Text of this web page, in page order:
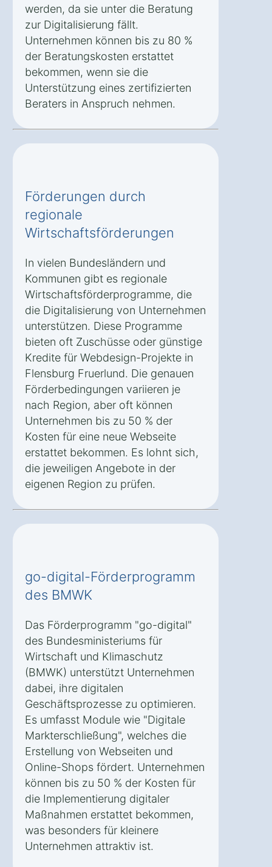
werden, da sie unter die Beratung
zur Digitalisierung fällt.
Unternehmen können bis zu 80 %
der Beratungskosten erstattet
bekommen, wenn sie die
Unterstützung eines zertifizierten
Beraters in Anspruch nehmen.
Förderungen durch
regionale
Wirtschaftsförderungen
In vielen Bundesländern und
Kommunen gibt es regionale
Wirtschaftsförderprogramme, die
die Digitalisierung von Unternehmen
unterstützen. Diese Programme
bieten oft Zuschüsse oder günstige
Kredite für Webdesign-Projekte in
Flensburg Fruerlund. Die genauen
Förderbedingungen variieren je
nach Region, aber oft können
Unternehmen bis zu 50 % der
Kosten für eine neue Webseite
erstattet bekommen. Es lohnt sich,
die jeweiligen Angebote in der
eigenen Region zu prüfen.
go-digital-Förderprogramm
des BMWK
Das Förderprogramm "go-digital"
des Bundesministeriums für
Wirtschaft und Klimaschutz
(BMWK) unterstützt Unternehmen
dabei, ihre digitalen
Geschäftsprozesse zu optimieren.
Es umfasst Module wie "Digitale
Markterschließung", welches die
Erstellung von Webseiten und
Online-Shops fördert. Unternehmen
können bis zu 50 % der Kosten für
die Implementierung digitaler
Maßnahmen erstattet bekommen,
was besonders für kleinere
Unternehmen attraktiv ist.